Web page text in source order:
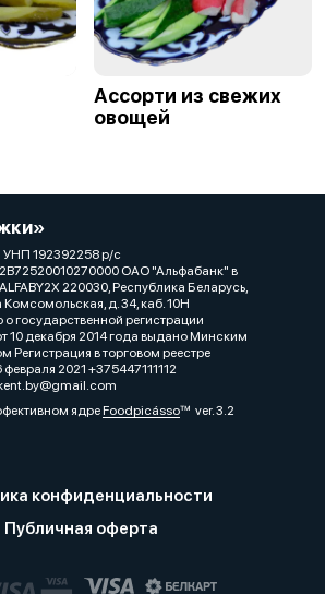
Ассорти из свежих
овощей
192392258 р/с
ОАО "Альфабанк" в
220030, Республика Беларусь,
Комсомольская, д. 34, каб. 10Н
о государственной регистрации
10 декабря 2014 года выдано Минским
Регистрация в торговом реестре
2021 +375447111112
ядреFoodpicássover. 3.2
конфиденциальности
Публичная оферта